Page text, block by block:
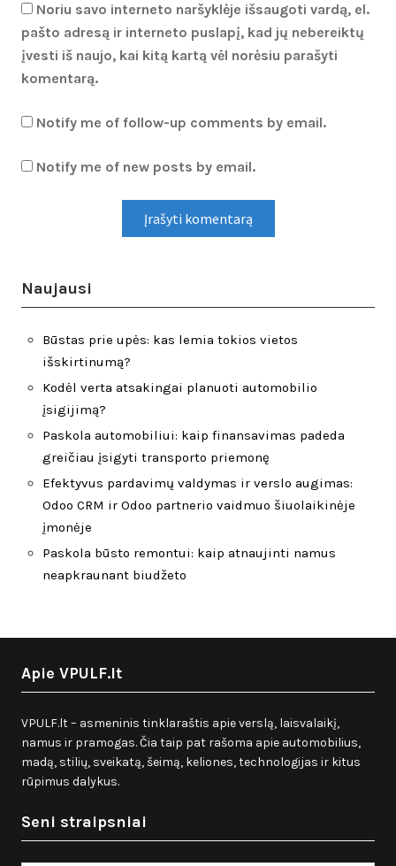
Noriu savo interneto naršyklėje išsaugoti vardą, el.
pašto adresą ir interneto puslapį, kad jų nebereiktų
įvesti iš naujo, kai kitą kartą vėl norėsiu parašyti
komentarą.
Notify me of follow-up comments by email.
Notify me of new posts by email.
Naujausi
Būstas prie upės: kas lemia tokios vietos
išskirtinumą?
Kodėl verta atsakingai planuoti automobilio
įsigijimą?
Paskola automobiliui: kaip finansavimas padeda
greičiau įsigyti transporto priemonę
Efektyvus pardavimų valdymas ir verslo augimas:
Odoo CRM ir Odoo partnerio vaidmuo šiuolaikinėje
įmonėje
Paskola būsto remontui: kaip atnaujinti namus
neapkraunant biudžeto
Apie VPULF.lt
VPULF.lt – asmeninis tinklaraštis apie verslą, laisvalaikį,
namus ir pramogas. Čia taip pat rašoma apie automobilius,
madą, stilių, sveikatą, šeimą, keliones, technologijas ir kitus
rūpimus dalykus.
Seni straipsniai